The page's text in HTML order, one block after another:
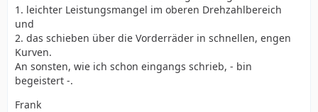
1. leichter Leistungsmangel im oberen Drehzahlbereich
und
2. das schieben über die Vorderräder in schnellen, engen
Kurven.
An sonsten, wie ich schon eingangs schrieb, - bin
begeistert -.
Frank